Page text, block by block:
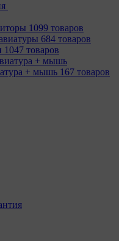
1099 товаров
684 товаров
1047 товаров
+ мышь 167 товаров